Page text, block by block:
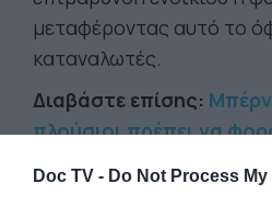
Doc TV - Do Not Process
μεταφέροντας αυτό το
καταναλωτές.
Διαβάστε επίσης:
πλούσιοι πρέπει να
Κατά τη διάρκεια της